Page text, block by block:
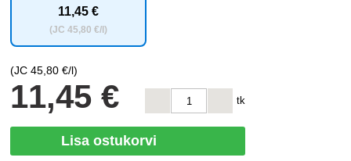
11,45 €
(JC45,80 €/l)
(JC45,80 €/l)
11,45 € tk
Lisa ostukorvi